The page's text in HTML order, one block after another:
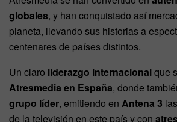
globales, y han conquistado así
planeta, llevando sus historias a
centenares de países distintos.
Un claro liderazgo internacionalque
Atresmedia en España, donde
grupo líder, emitiendo en Antena 3
de la televisión en este país y con